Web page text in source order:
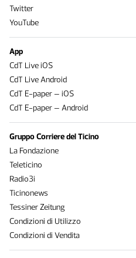
Twitter
YouTube
App
CdT Live iOS
CdT Live Android
CdT E-paper – iOS
CdT E-paper – Android
Gruppo Corriere del Ticino
La Fondazione
Teleticino
Radio3i
Ticinonews
Tessiner Zeitung
Condizioni di Utilizzo
Condizioni di Vendita